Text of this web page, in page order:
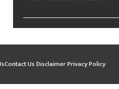
Contact UsDisclaimerPrivacy Policy